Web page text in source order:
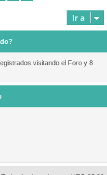
Ir a
visitando el Foro y 8